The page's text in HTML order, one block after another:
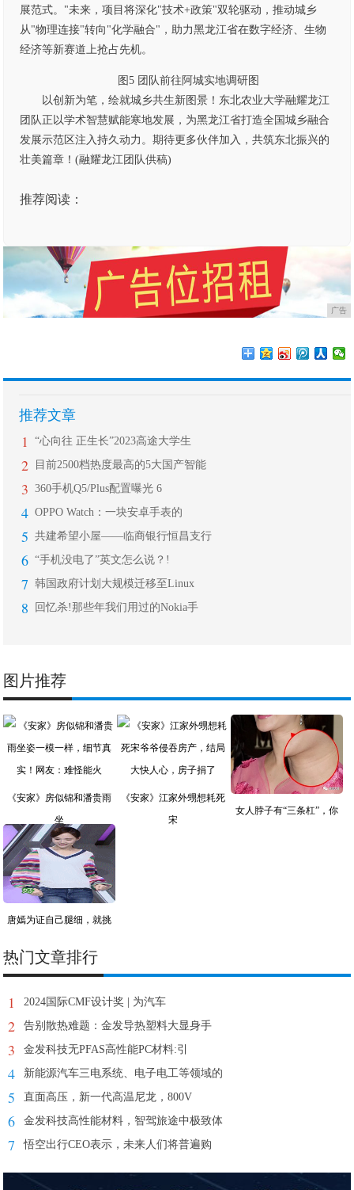
展范式。"未来，项目将深化"技术+政策"双轮驱动，推动城乡
从"物理连接"转向"化学融合"，助力黑龙江省在数字经济、生物
经济等新赛道上抢占先机。
图5 团队前往阿城实地调研图
以创新为笔，绘就城乡共生新图景！东北农业大学融耀龙江
团队正以学术智慧赋能寒地发展，为黑龙江省打造全国城乡融合
发展示范区注入持久动力。期待更多伙伴加入，共筑东北振兴的
壮美篇章！(融耀龙江团队供稿)
推荐阅读：
广告
推荐文章
1 “心向往 正生长”2023高途大学生
2 目前2500档热度最高的5大国产智能
3 360手机Q5/Plus配置曝光 6
4 OPPO Watch：一块安卓手表的
5 共建希望小屋——临商银行恒昌支行
6 “手机没电了”英文怎么说？!
7 韩国政府计划大规模迁移至Linux
8 回忆杀!那些年我们用过的Nokia手
图片推荐
《安家》房似锦和潘贵雨
坐
《安家》江家外甥想耗死
宋
女人脖子有“三条杠”，你
唐嫣为证自己腿细，就挑
热门文章排行
1 2024国际CMF设计奖 | 为汽车
2 告别散热难题：金发导热塑料大显身手
3 金发科技无PFAS高性能PC材料:引
4 新能源汽车三电系统、电子电工等领域的
5 直面高压，新一代高温尼龙，800V
6 金发科技高性能材料，智驾旅途中极致体
7 悟空出行CEO表示，未来人们将普遍购